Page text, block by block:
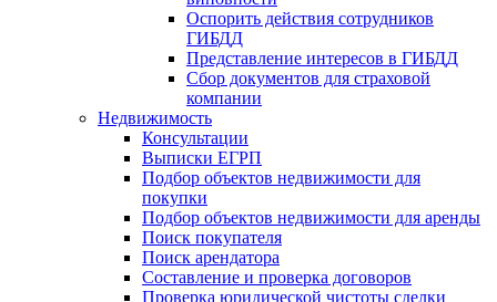
Оспорить действия сотрудников
ГИБДД
Представление интересов в ГИБДД
Сбор документов для страховой
компании
Недвижимость
Консультации
Выписки ЕГРП
Подбор объектов недвижимости для
покупки
Подбор объектов недвижимости для аренды
Поиск покупателя
Поиск арендатора
Составление и проверка договоров
Проверка юридической чистоты сделки